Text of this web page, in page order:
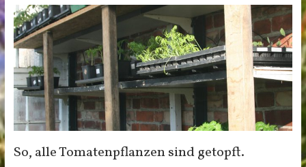
So, alle Tomatenpflanzen sind getopft.